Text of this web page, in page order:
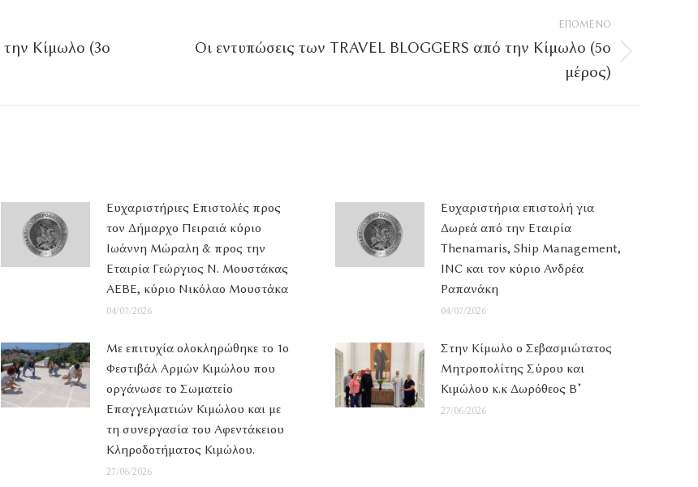
την Κίμωλο (3ο
ΕΠΌΜΕΝΟ
Οι εντυπώσεις των TRAVEL BLOGGERS από την Κίμωλο (5ο
μέρος)
Ευχαριστήριες Επιστολές προς
τον Δήμαρχο Πειραιά κύριο
Ιωάννη Μώραλη & προς την
Εταιρία Γεώργιος Ν. Μουστάκας
ΑΕΒΕ, κύριο Νικόλαο Μουστάκα
04/07/2026
Ευχαριστήρια επιστολή για
Δωρεά από την Εταιρία
Thenamaris, Ship Management,
INC και τον κύριο Ανδρέα
Ραπανάκη
04/07/2026
Με επιτυχία ολοκληρώθηκε το 1ο
Φεστιβάλ Αρμών Κιμώλου που
οργάνωσε το Σωματείο
Επαγγελματιών Κιμώλου και με
τη συνεργασία του Αφεντάκειου
Κληροδοτήματος Κιμώλου.
27/06/2026
Στην Κίμωλο ο Σεβασμιώτατος
Μητροπολίτης Σύρου και
Κιμώλου κ.κ Δωρόθεος Β’
27/06/2026